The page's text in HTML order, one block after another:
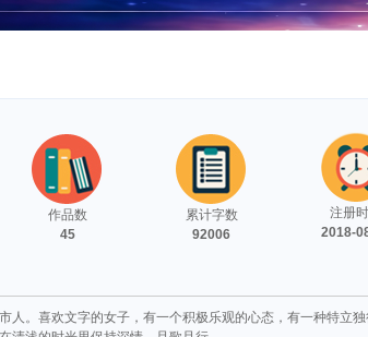
作品数
45
累计字数
92006
注册
2018-
人。喜欢文字的女子，有一个积极乐观的心态，有一种特立